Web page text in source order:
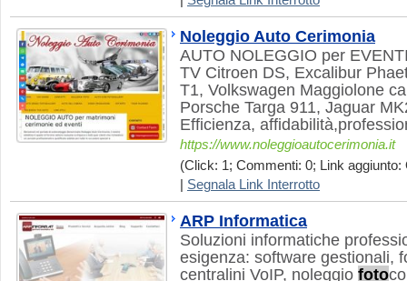
Noleggio Auto Cerimonia
AUTO NOLEGGIO per
TV Citroen DS, Excalibur
T1, Volkswagen Maggiolone
Porsche Targa 911, Jaguar
Efficienza,
https://www.noleggioautocerimonia.it
(Click: 1; Commenti: 0; Link aggiunto:
Segnala Link Interrotto
ARP Informatica
Soluzioni informatiche
esigenza: software gestionali,
centralini VoIP, noleggio foto